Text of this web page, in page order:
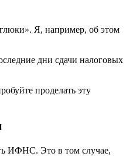
Я, например, об этом
дни сдачи налоговых
проделать эту
ИФНС. Это в том случае,